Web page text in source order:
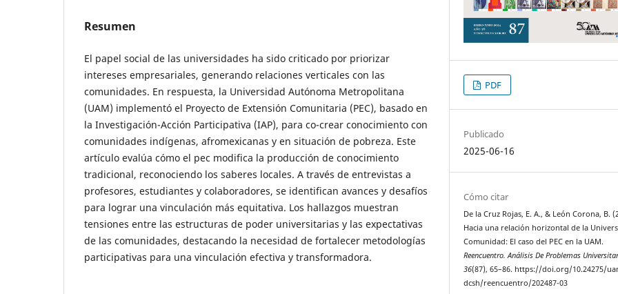
Resumen
El papel social de las universidades ha sido criticado por priorizar
intereses empresariales, generando relaciones verticales con las
comunidades. En respuesta, la Universidad Autónoma Metropolitana
(UAM) implementó el Proyecto de Extensión Comunitaria (PEC), basado en
la Investigación-Acción Participativa (IAP), para co-crear conocimiento con
comunidades indígenas, afromexicanas y en situación de pobreza. Este
artículo evalúa cómo el pec modifica la producción de conocimiento
tradicional, reconociendo los saberes locales. A través de entrevistas a
profesores, estudiantes y colaboradores, se identifican avances y desafíos
para lograr una vinculación más equitativa. Los hallazgos muestran
tensiones entre las estructuras de poder universitarias y las expectativas
de las comunidades, destacando la necesidad de fortalecer metodologías
participativas para una vinculación efectiva y transformadora.
PDF
Publicado
2025-06-16
Cómo citar
De la Cruz Rojas, E. A., & León Corona, B.
Hacia una relación horizontal de la
Comunidad: El caso del PEC en la UAM.
Reencuentro. Análisis De Problemas
36(87), 65–86. https://doi.org/10.24275/
dcsh/reencuentro/202487-03